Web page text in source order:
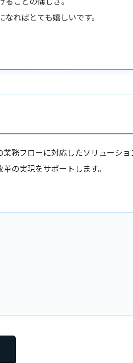
ればとても嬉しいです。
務フローに対応したソリューシ
の実現をサポートします。